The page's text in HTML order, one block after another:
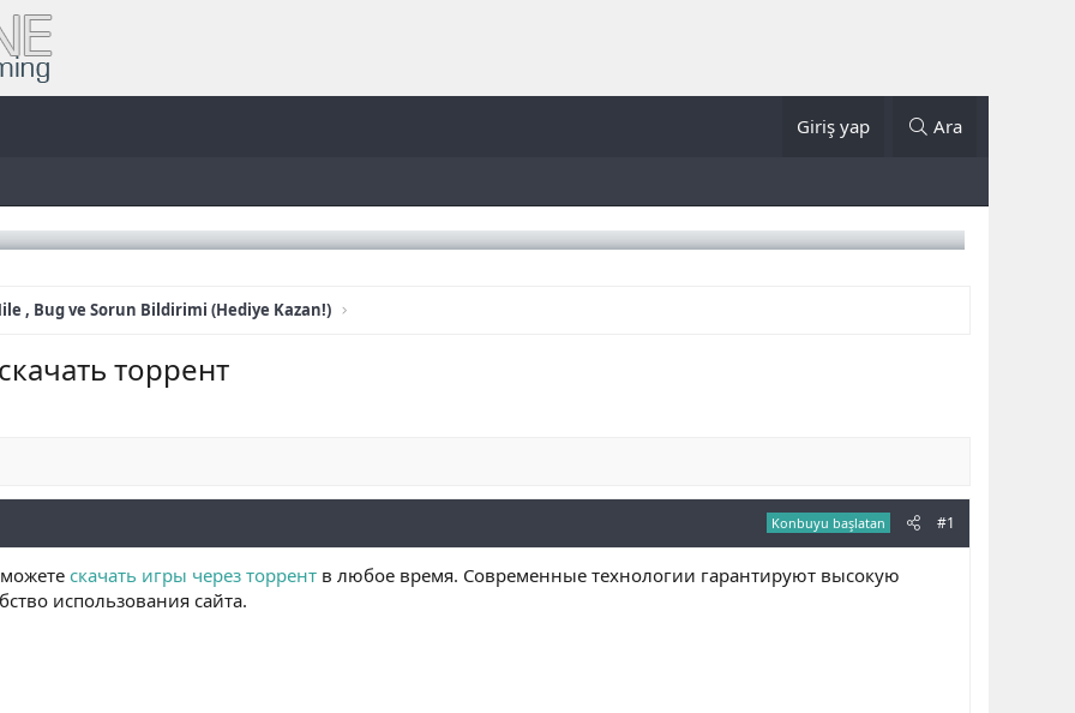
Giriş yap Ara
, Bug ve Sorun Bildirimi (Hediye Kazan!)
торрент
Konbuyu başlatan #1
скачать игры через торрент в любое время. Современные технологии гарантируют высокую
использования сайта.